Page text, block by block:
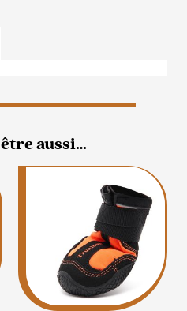
aussi…
Ce
produit
a
plusieurs
options
peuvent